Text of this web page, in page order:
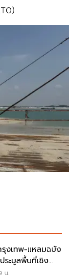
งเทพ-แหลมฉบัง
ระมูลพื้นที่เชิง
น.